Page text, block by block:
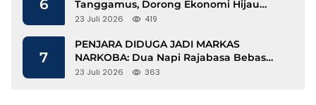
6
Tanggamus, Dorong Ekonomi Hijau
Berbasis Kopi dan Perdagangan Karbon
23 Juli 2026 419
7
PENJARA DIDUGA JADI MARKAS
NARKOBA: Dua Napi Rajabasa Bebas
Gunakan HP, Muncul Dugaan
23 Juli 2026 363